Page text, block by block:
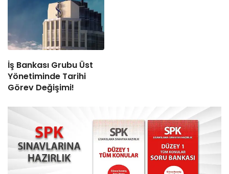
İş Bankası Grubu Üst
Yönetiminde Tarihi
Görev Değişimi!